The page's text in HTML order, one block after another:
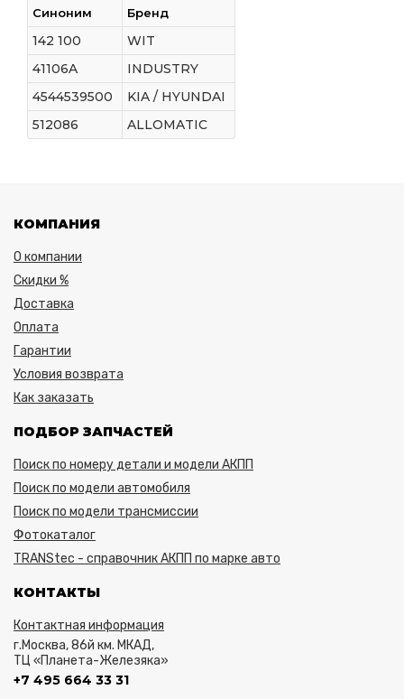
Синоним Бренд
142 100
WIT
41106A
INDUSTRY
4544539500
KIA / HYUNDAI
512086
ALLOMATIC
КОМПАНИЯ
О компании
Скидки %
Доставка
Оплата
Гарантии
Условия возврата
Как заказать
ПОДБОР ЗАПЧАСТЕЙ
Поиск по номеру детали и модели АКПП
Поиск по модели автомобиля
Поиск по модели трансмиссии
Фотокаталог
TRANStec - справочник АКПП по марке авто
КОНТАКТЫ
Контактная информация
г.Москва, 86й км. МКАД,
ТЦ «Планета-Железяка»
+7 495 664 33 31